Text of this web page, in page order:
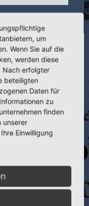
und
bei
der
nach
Hüfte
der Hüfte
„Ambulante
um
Wenn Sie auf die
werden diese
Nach erfolgter
beteiligten
Daten für
zu
finden
unserer
Einwilligung